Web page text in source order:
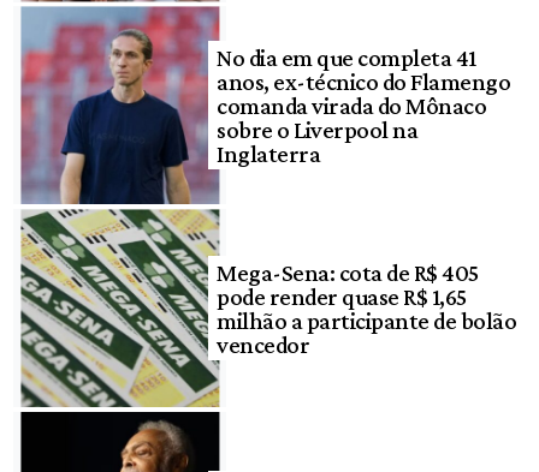
No dia em que completa 41
anos, ex-técnico do Flamengo
comanda virada do Mônaco
sobre o Liverpool na
Inglaterra
Mega-Sena: cota de R$ 405
pode render quase R$ 1,65
milhão a participante de bolão
vencedor